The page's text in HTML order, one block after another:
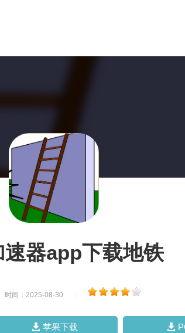
速器app下载地铁
时间：2025-08-30
苹果下载